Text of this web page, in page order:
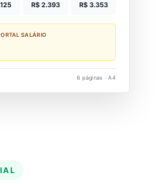
R$ 2.393 R$ 3.353
SALÁRIO
6 páginas · A4